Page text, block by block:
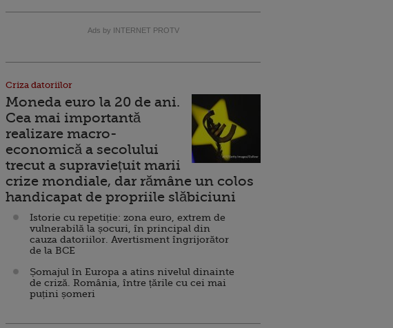
Ads by INTERNET PROTV
Criza datoriilor
Moneda euro la 20 de ani.
Cea mai importantă
realizare macro-
economică a secolului
trecut a supraviețuit marii
crize mondiale, dar rămâne un colos
handicapat de propriile slăbiciuni
Istorie cu repetiție: zona euro, extrem de
vulnerabilă la șocuri, în principal din
cauza datoriilor. Avertisment îngrijorător
de la BCE
Șomajul în Europa a atins nivelul dinainte
de criză. România, între țările cu cei mai
puțini șomeri